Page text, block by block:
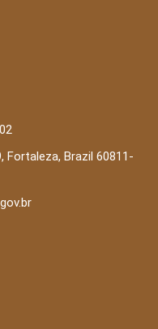
Fortaleza, Brazil 60811-